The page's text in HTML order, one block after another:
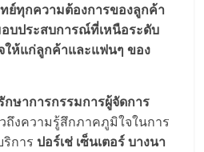
ย์ทุกความต้องการของลูกค้า
อบประสบการณ์ที่เหนือระดับ
ให้แก่ลูกค้าและแฟนๆ ของ
ษาการกรรมการผู้จัดการ
ถึงความรู้สึกภาคภูมิใจในการ
การ ปอร์เช่ เซ็นเตอร์ บางนา